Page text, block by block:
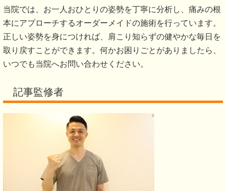
当院では、お一人おひとりの姿勢を丁寧に分析し、痛みの根
本にアプローチするオーダーメイドの施術を行っています。
正しい姿勢を身につければ、肩こり知らずの健やかな毎日を
取り戻すことができます。何かお困りごとがありましたら、
いつでも当院へお問い合わせください。
記事監修者